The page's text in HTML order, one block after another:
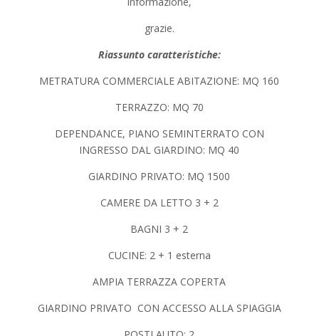
grazie.
Riassunto caratteristiche:
METRATURA COMMERCIALE ABITAZIONE: MQ 160
TERRAZZO: MQ 70
DEPENDANCE, PIANO SEMINTERRATO CON
INGRESSO DAL GIARDINO: MQ 40
GIARDINO PRIVATO: MQ 1500
CAMERE DA LETTO 3 + 2
BAGNI 3 + 2
CUCINE: 2 + 1 esterna
AMPIA TERRAZZA COPERTA
GIARDINO PRIVATO CON ACCESSO ALLA SPIAGGIA